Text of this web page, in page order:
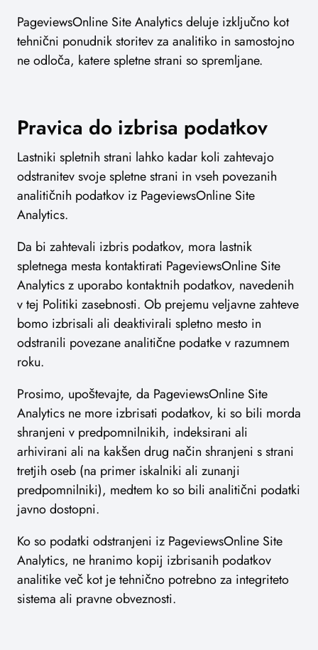
PageviewsOnline Site Analytics deluje izključno kot
tehnični ponudnik storitev za analitiko in samostojno
ne odloča, katere spletne strani so spremljane.
Pravica do izbrisa podatkov
Lastniki spletnih strani lahko kadar koli zahtevajo
odstranitev svoje spletne strani in vseh povezanih
analitičnih podatkov iz PageviewsOnline Site
Analytics.
Da bi zahtevali izbris podatkov, mora lastnik
spletnega mesta kontaktirati PageviewsOnline Site
Analytics z uporabo kontaktnih podatkov, navedenih
v tej Politiki zasebnosti. Ob prejemu veljavne zahteve
bomo izbrisali ali deaktivirali spletno mesto in
odstranili povezane analitične podatke v razumnem
roku.
Prosimo, upoštevajte, da PageviewsOnline Site
Analytics ne more izbrisati podatkov, ki so bili morda
shranjeni v predpomnilnikih, indeksirani ali
arhivirani ali na kakšen drug način shranjeni s strani
tretjih oseb (na primer iskalniki ali zunanji
predpomnilniki), medtem ko so bili analitični podatki
javno dostopni.
Ko so podatki odstranjeni iz PageviewsOnline Site
Analytics, ne hranimo kopij izbrisanih podatkov
analitike več kot je tehnično potrebno za integriteto
sistema ali pravne obveznosti.